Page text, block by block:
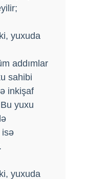
yuxuda
addımlar
sahibi
inkişaf
yuxu
isə
yuxuda